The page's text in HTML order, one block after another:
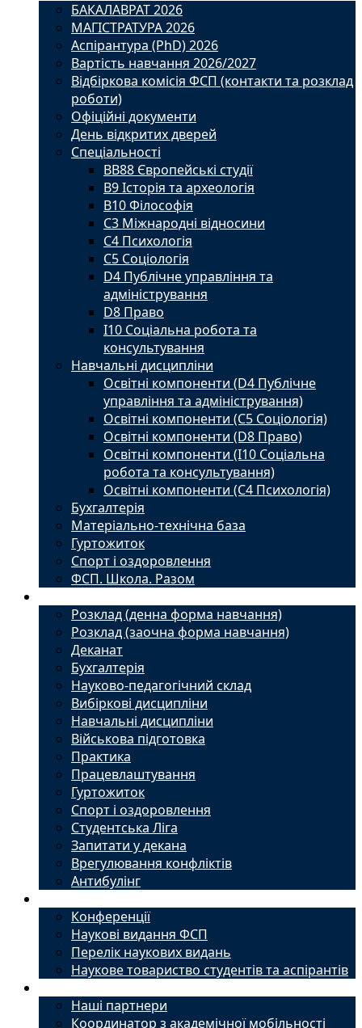
БАКАЛАВРАТ 2026
МАГІСТРАТУРА 2026
Аспірантура (PhD) 2026
Вартість навчання 2026/2027
Відбіркова комісія ФСП (контакти та розклад
роботи)
Офіційні документи
День відкритих дверей
Спеціальності
BВ88 Європейські студії
B9 Історія та археологія
B10 Філософія
C3 Міжнародні відносини
C4 Психологія
С5 Соціологія
D4 Публічне управління та
адміністрування
D8 Право
I10 Соціальна робота та
консультування
Навчальні дисципліни
Освітні компоненти (D4 Публічне
управління та адміністрування)
Освітні компоненти (С5 Соціологія)
Освітні компоненти (D8 Право)
Освітні компоненти (I10 Соціальна
робота та консультування)
Освітні компоненти (С4 Психологія)
Бухгалтерія
Матеріально-технічна база
Гуртожиток
Спорт і оздоровлення
ФСП. Школа. Разом
Розклад (денна форма навчання)
Розклад (заочна форма навчання)
Деканат
Бухгалтерія
Науково-педагогічний склад
Вибіркові дисципліни
Навчальні дисципліни
Військова підготовка
Практика
Працевлаштування
Гуртожиток
Спорт і оздоровлення
Студентська Ліга
Запитати у декана
Врегулювання конфліктів
Антибулінг
Конференції
Наукові видання ФСП
Перелік наукових видань
Наукове товариство студентів та аспірантів
Наші партнери
Координатор з академічної мобільності